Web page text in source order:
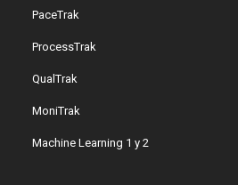
PaceTrak
ProcessTrak
QualTrak
MoniTrak
Machine Learning 1 y 2